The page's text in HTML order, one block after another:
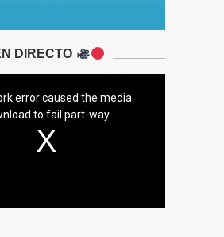
DIRECTO
error caused the media
to fail part-way.